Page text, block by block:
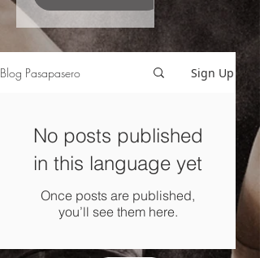
Blog Pasapasero Sign Up
No posts published
in this language yet
Once posts are published,
you’ll see them here.